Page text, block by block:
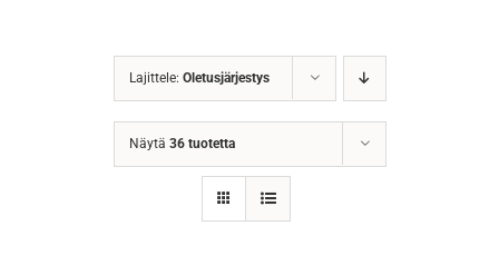
Lajittele: Oletusjärjestys
Näytä 36 tuotetta